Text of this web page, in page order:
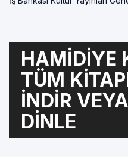
HAMIDIYE
TÜM
INDIR
DINLE